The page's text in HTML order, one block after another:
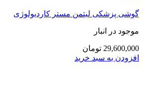
گوشی پزشکی لیتمن مستر کاردیولوژی
موجود در انبار
29,600,000 تومان
افزودن به سبد خرید